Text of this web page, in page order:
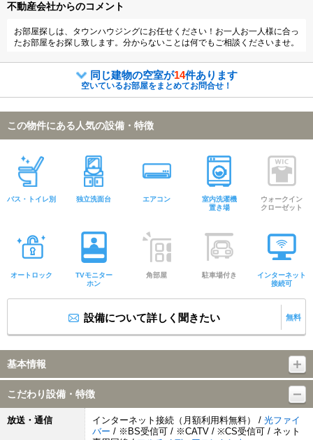
不動産会社からのコメント
お部屋探しは、タウンハウジングにお任せください！お一人お一人様に合っ
たお部屋をお探し致します。分からないことは何でもご相談くださいませ。
同じ建物の空室が14件あります
空いているお部屋をまとめてお問合せ！
この物件にある人気の設備・特徴
バス・トイレ別 独立洗面台 エアコン
室内洗濯機
置き場
ウォークイン
クローゼット
オートロック
TVモニター
ホン
角部屋 駐車場付き
インターネット
接続可
設備について詳しく聞きたい 無料
基本情報
こだわり設備・特徴
放送・通信 インターネット接続（月額利用料無料） / 光ファイ
バー / ※BS受信可 / ※CATV / ※CS受信可 / ネット